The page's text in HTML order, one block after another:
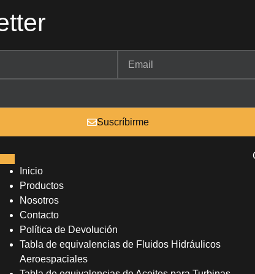
Suscríbirme
Inicio
Productos
Nosotros
Contacto
Política de Devolución
Tabla de equivalencias de Fluidos Hidráulicos
Aeroespaciales